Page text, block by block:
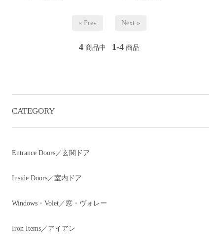
« Prev Next »
4 商品中 1-4 商品
CATEGORY
Entrance Doors／玄関ドア
Inside Doors／室内ドア
Windows・Volet／窓・ヴォレー
Iron Items／アイアン